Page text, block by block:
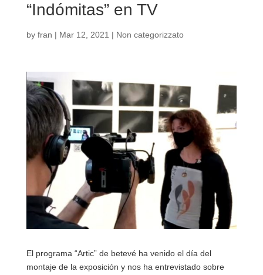
“Indómitas” en TV
by fran | Mar 12, 2021 | Non categorizzato
El programa “Artic” de betevé ha venido el día del
montaje de la exposición y nos ha entrevistado sobre